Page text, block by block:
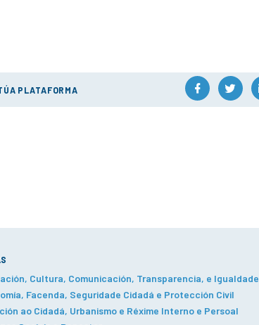
PLATAFORMA
Cultura, Comunicación, Transparencia, e Igualdade
Facenda, Seguridade Cidadá e Protección Civil
ao Cidadá, Urbanismo e Réxime Interno e Persoal